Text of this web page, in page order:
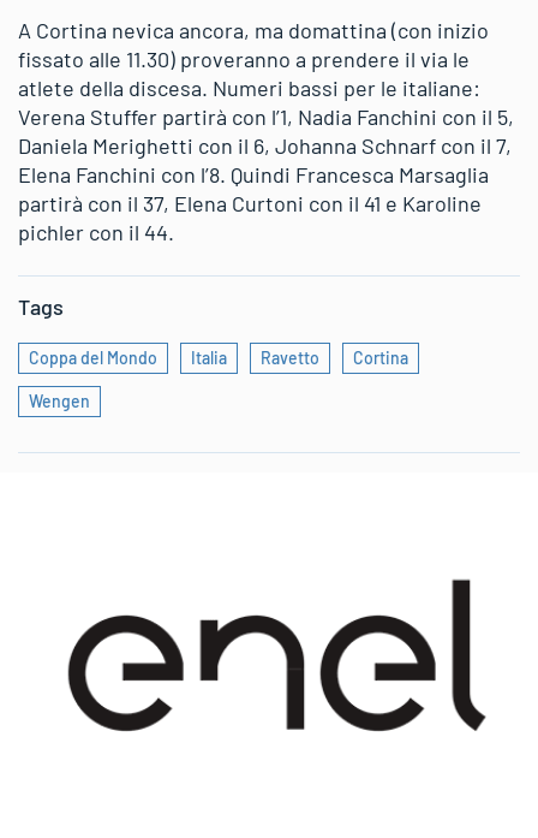
A Cortina nevica ancora, ma domattina (con inizio
fissato alle 11.30) proveranno a prendere il via le
atlete della discesa. Numeri bassi per le italiane:
Verena Stuffer partirà con l’1, Nadia Fanchini con il 5,
Daniela Merighetti con il 6, Johanna Schnarf con il 7,
Elena Fanchini con l’8. Quindi Francesca Marsaglia
partirà con il 37, Elena Curtoni con il 41 e Karoline
pichler con il 44.
Tags
Coppa del Mondo Italia Ravetto Cortina
Wengen